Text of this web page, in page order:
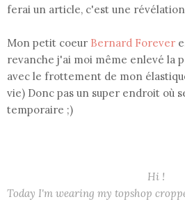
ferai un article, c'est une
Mon petit coeur Bernard Forever
revanche j'ai moi même enlevé la
avec le frottement de mon
vie) Donc pas un super endroit où
temporaire ;)
Hi !
Today I'm wearing my topshop